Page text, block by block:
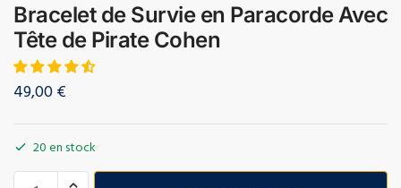
Bracelet de Survie en Paracorde Avec
Tête de Pirate Cohen
49,00€
20 en stock